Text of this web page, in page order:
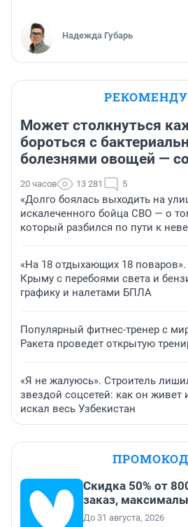
Надежда Губарь
Может столкнуться
бороться с
болезнями овощей —
20 часов 13 281 5
«Долго боялась выходить на
искалеченного бойца СВО — о
который разбился по пути к
«На 18 отдыхающих 18
Крыму с перебоями света и
графику и налетами БПЛА
Популярный фитнес-тренер с
Ракета проведет открытую
«Я не жалуюсь». Строитель
звездой соцсетей: как он живет
искал весь Узбекистан
Скидка 50% от
заказ,
До 31 августа, 2026